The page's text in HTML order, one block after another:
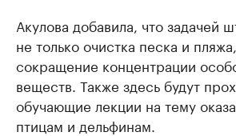
Акулова добавила, что задачей
не только очистка песка и
сокращение концентрации
веществ. Также здесь будут
обучающие лекции на тему
птицам и дельфинам.